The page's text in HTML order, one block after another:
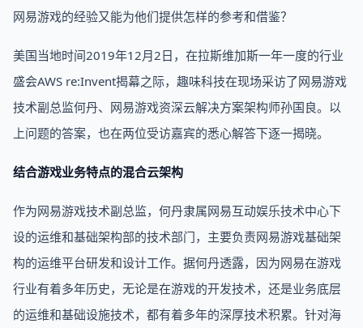
网易游戏的经验又能为他们提供怎样的参考和借鉴？
美国当地时间2019年12月2日，在拉斯维加斯一年一度的行业
盛会AWS re:Invent揭幕之际，趣味科技在现场采访了网易游戏
技术副总监何丹、网易游戏资深云解决方案架构师孙国良。以
上问题的答案，也在两位受访嘉宾的悉心解答下逐一揭晓。
结合游戏业务特点的混合云架构
作为网易游戏技术副总监，何丹隶属网易互动娱乐技术中心下
设的运维和基础架构部的技术部门，主要负责网易游戏基础架
构的运维平台研发和设计工作。据何丹透露，因为网易在游戏
行业有着多年历史，无论是在游戏的开发技术，还是业务底层
的运维和基础设施技术，都有着多年的深厚技术积累。针对海